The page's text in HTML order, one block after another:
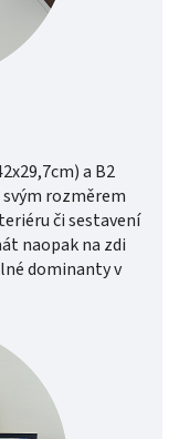
a B2
rozměrem
či sestavení
naopak na zdi
dominanty v